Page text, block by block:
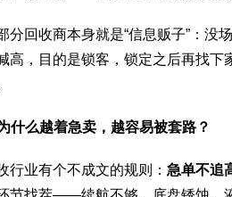
分回收商本身就是“信息贩子”：没
高，目的是锁客，锁定之后再找下
什么越着急卖，越容易被套路？
行业有个不成文的规则： 急单不追